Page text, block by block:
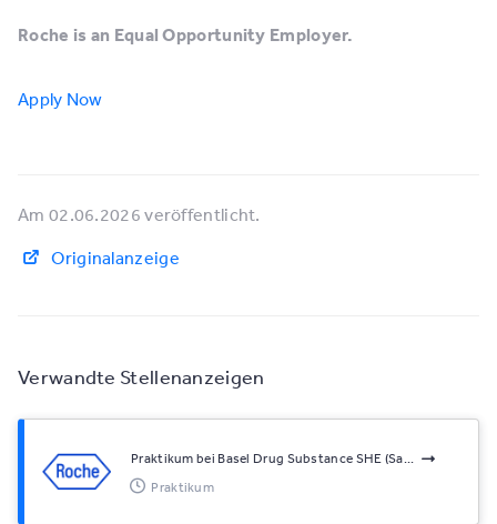
Verwandte Stellenanzeigen
Praktikum bei Basel Drug Substance SHE (Sa...
Praktikum
Roche is an Equal Opportunity Employer.
Apply Now
Am 02.06.2026 veröffentlicht.
Originalanzeige